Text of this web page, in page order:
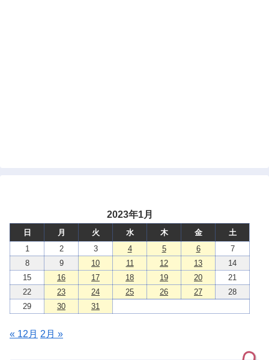
2023年1月
日 月 火 水 木 金
土
1
2 3 4 5 6
7
8
9 10 11 12 13
14
15
16 17 18 19 20
21
22
23 24 25 26 27
28
29
30 31
« 12月 2月 »